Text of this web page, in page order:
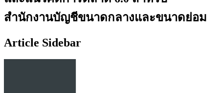
สำนักงานบัญชีขนาดกลางและขนาดย่อม
Article Sidebar